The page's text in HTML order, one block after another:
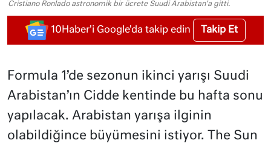
Cristiano Ronlado astronomik bir ücrete Suudi Arabistan'a gitti.
10Haber'i Google'da takip edin Takip Et
Formula 1’de sezonun ikinci yarışı Suudi
Arabistan’ın Cidde kentinde bu hafta sonu
yapılacak. Arabistan yarışa ilginin
olabildiğince büyümesini istiyor. The Sun